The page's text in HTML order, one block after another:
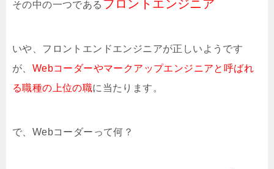
その中の一つである フロントエンジニア
いや、フロントエンドエンジニアが正しいようです
が、 Webコーダーやマークアップエンジニアと呼ばれ
る職種の上位の職に当たります。
で、Webコーダーって何？